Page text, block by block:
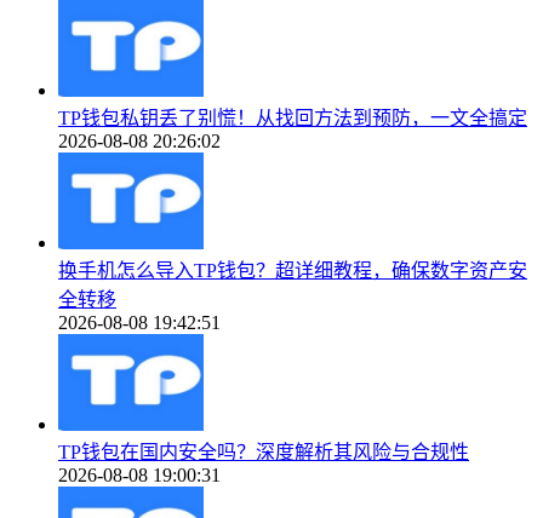
TP钱包私钥丢了别慌！从找回方法到预防，一文全搞定
2026-08-08 20:26:02
换手机怎么导入TP钱包？超详细教程，确保数字资产安
全转移
2026-08-08 19:42:51
TP钱包在国内安全吗？深度解析其风险与合规性
2026-08-08 19:00:31